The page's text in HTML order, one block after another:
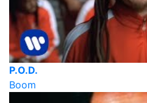
P.O.D.
Boom